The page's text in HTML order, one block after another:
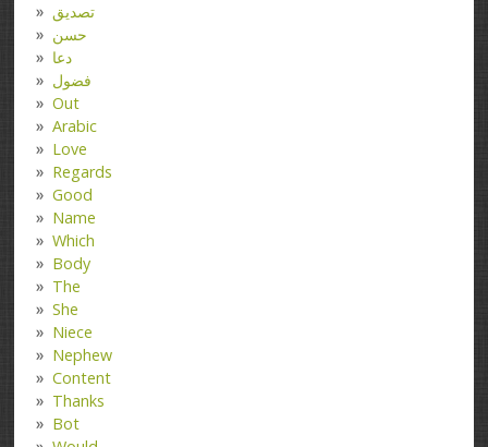
تصدیق
حسن
دعا
فضول
Out
Arabic
Love
Regards
Good
Name
Which
Body
The
She
Niece
Nephew
Content
Thanks
Bot